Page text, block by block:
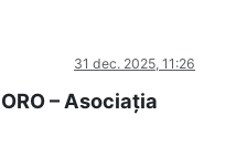
31 dec. 2025, 11:26
– Asociația